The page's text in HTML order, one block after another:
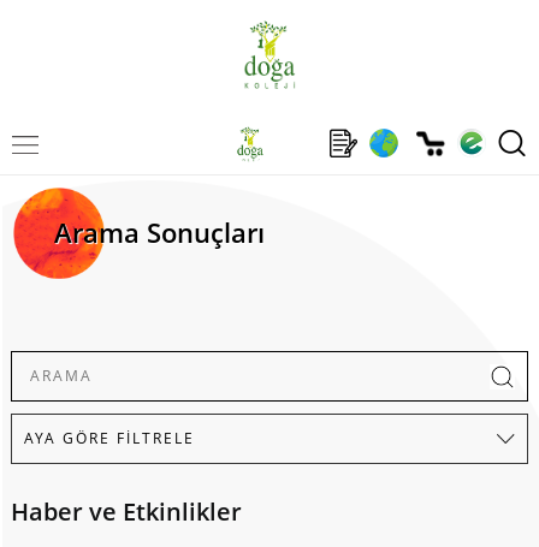
Arama Sonuçları
Haber ve Etkinlikler